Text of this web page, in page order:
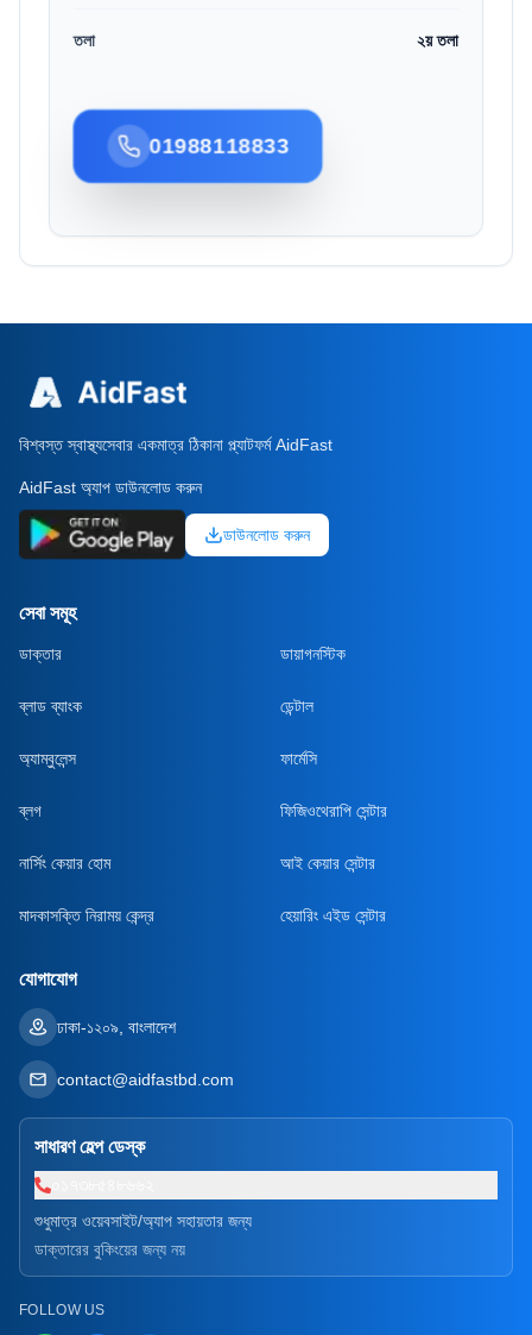
তলা ২য় তলা
01988118833
বিশ্বস্ত স্বাস্থ্যসেবার একমাত্র ঠিকানা প্ল্যাটফর্ম AidFast
AidFast অ্যাপ ডাউনলোড করুন
ডাউনলোড করুন
সেবা সমূহ
ডাক্তার ডায়াগনস্টিক
ব্লাড ব্যাংক ডেন্টাল
অ্যাম্বুলেন্স ফার্মেসি
ব্লগ ফিজিওথেরাপি সেন্টার
নার্সিং কেয়ার হোম আই কেয়ার সেন্টার
মাদকাসক্তি নিরাময় কেন্দ্র হেয়ারিং এইড সেন্টার
যোগাযোগ
ঢাকা-১২০৯, বাংলাদেশ
contact@aidfastbd.com
সাধারণ হেল্প ডেস্ক
শুধুমাত্র ওয়েবসাইট/অ্যাপ সহায়তার জন্য
ডাক্তারের বুকিংয়ের জন্য নয়
FOLLOW US